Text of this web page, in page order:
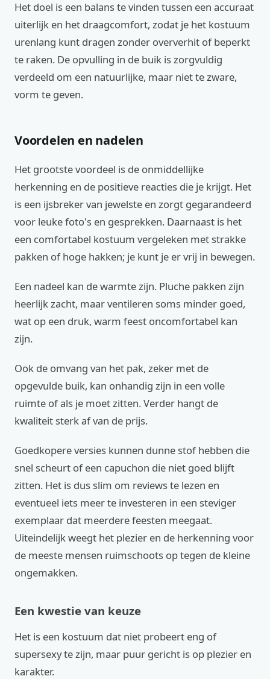
Het doel is een balans te vinden tussen een accuraat
uiterlijk en het draagcomfort, zodat je het kostuum
urenlang kunt dragen zonder oververhit of beperkt
te raken. De opvulling in de buik is zorgvuldig
verdeeld om een natuurlijke, maar niet te zware,
vorm te geven.
Voordelen en nadelen
Het grootste voordeel is de onmiddellijke
herkenning en de positieve reacties die je krijgt. Het
is een ijsbreker van jewelste en zorgt gegarandeerd
voor leuke foto's en gesprekken. Daarnaast is het
een comfortabel kostuum vergeleken met strakke
pakken of hoge hakken; je kunt je er vrij in bewegen.
Een nadeel kan de warmte zijn. Pluche pakken zijn
heerlijk zacht, maar ventileren soms minder goed,
wat op een druk, warm feest oncomfortabel kan
zijn.
Ook de omvang van het pak, zeker met de
opgevulde buik, kan onhandig zijn in een volle
ruimte of als je moet zitten. Verder hangt de
kwaliteit sterk af van de prijs.
Goedkopere versies kunnen dunne stof hebben die
snel scheurt of een capuchon die niet goed blijft
zitten. Het is dus slim om reviews te lezen en
eventueel iets meer te investeren in een steviger
exemplaar dat meerdere feesten meegaat.
Uiteindelijk weegt het plezier en de herkenning voor
de meeste mensen ruimschoots op tegen de kleine
ongemakken.
Een kwestie van keuze
Het is een kostuum dat niet probeert eng of
supersexy te zijn, maar puur gericht is op plezier en
karakter.